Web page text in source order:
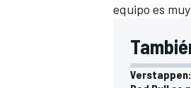
MÁS CATEGORÍAS
equipo es